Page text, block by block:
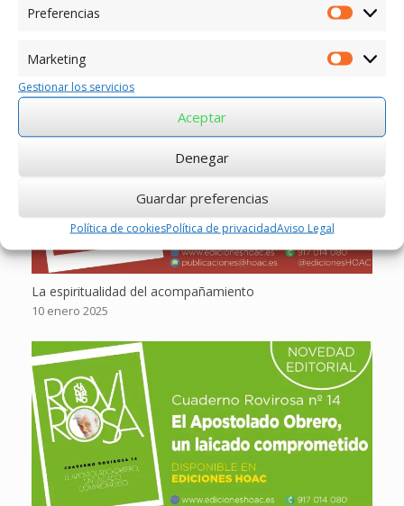
Preferencias
Marketing
Gestionar los servicios
Aceptar
Denegar
Guardar preferencias
Política de cookiesPolítica de privacidadAviso Legal
Entradas relacionadas
La espiritualidad del acompañamiento
10 enero 2025